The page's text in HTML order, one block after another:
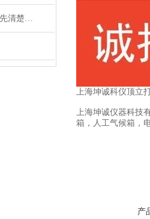
在选择恒温混匀仪前，先清楚实验的需求
上海坤诚科仪顶立
上海坤诚仪器科技
箱，人工气候箱，
产